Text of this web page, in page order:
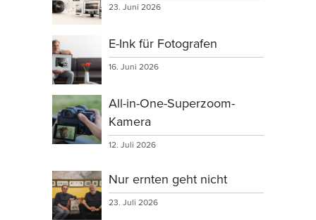
23. Juni 2026
E-Ink für Fotografen
16. Juni 2026
All-in-One-Superzoom-
Kamera
12. Juli 2026
Nur ernten geht nicht
23. Juli 2026